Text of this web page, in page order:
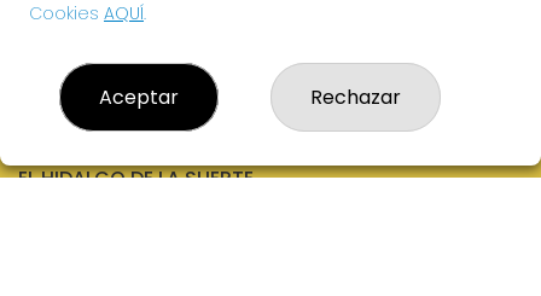
EL HIDALGO DE LA SUERTE
Cookies AQUÍ.
Aceptar Rechazar